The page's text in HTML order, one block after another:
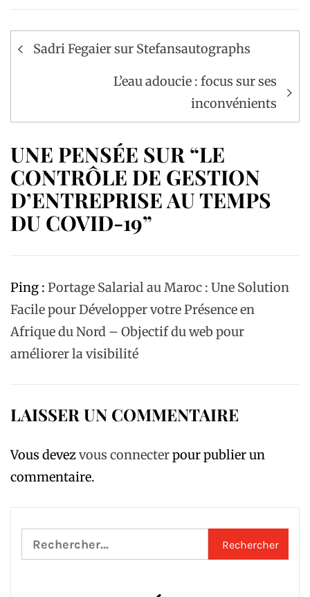
Navigation
Sadri Fegaier sur Stefansautographs
L’eau adoucie : focus sur ses
inconvénients
UNE PENSÉE SUR “LE
CONTRÔLE DE GESTION
D’ENTREPRISE AU TEMPS
DU COVID-19”
Ping : Portage Salarial au Maroc : Une Solution
Facile pour Développer votre Présence en
Afrique du Nord – Objectif du web pour
améliorer la visibilité
LAISSER UN COMMENTAIRE
Vous devezvous connecterpour publier un
commentaire.
Rechercher :